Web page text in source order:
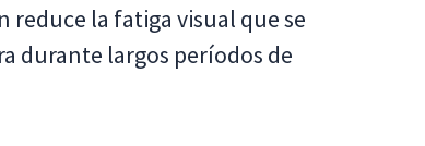
reduce la fatiga visual que se
durante largos períodos de